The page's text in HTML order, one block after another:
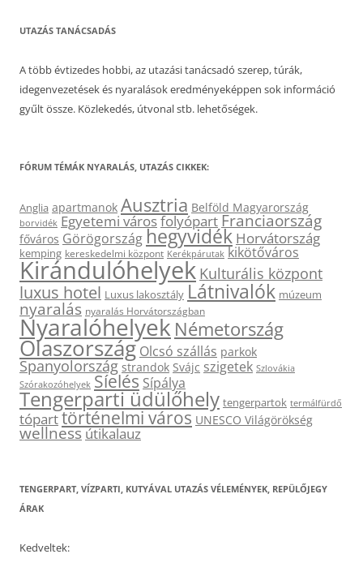
UTAZÁS TANÁCSADÁS
A több évtizedes hobbi, az utazási tanácsadó szerep, túrák,
idegenvezetések és nyaralások eredményeképpen sok információ
gyűlt össze. Közlekedés, útvonal stb. lehetőségek.
FÓRUM TÉMÁK NYARALÁS, UTAZÁS CIKKEK:
Anglia apartmanok Ausztria Belföld Magyarország
borvidék Egyetemi városfolyópartFranciaország
főváros Görögországhegyvidék Horvátország
kemping kereskedelmi központ Kerékpárutak kikötőváros
Kirándulóhelyek Kulturális központ
luxus hotel Luxus lakosztály Látnivalók múzeum
nyaralás nyaralás Horvátországban
Nyaralóhelyek Németország
Olaszország Olcsó szállás parkok
Spanyolország strandok Svájc szigetek Szlovákia
Szórakozóhelyek Síelés Sípálya
Tengerparti üdülőhely tengerpartok termálfürdő
tóparttörténelmi város UNESCO Világörökség
wellnessútikalauz
TENGERPART, VÍZPARTI, KUTYÁVAL UTAZÁS VÉLEMÉNYEK, REPÜLŐJEGY
ÁRAK
Kedveltek: